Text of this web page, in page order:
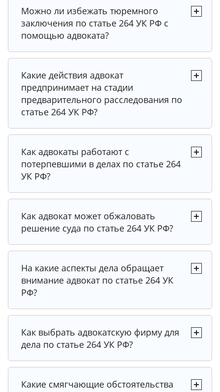
Совет
Совет
Рекомендация
Совет
Совет
Рекомендация
Рекомендация
Совет
Совет
Рекомендация
Рекомендация
Совет
Совет
Рекомендация
Рекомендация
Совет эксперта
Можно ли избежать тюремного
заключения по статье 264 УК РФ с
помощью адвоката?
Какие действия адвокат
предпринимает на стадии
предварительного расследования по
статье 264 УК РФ?
Как адвокаты работают с
потерпевшими в делах по статье 264
УК РФ?
Как адвокат может обжаловать
решение суда по статье 264 УК РФ?
На какие аспекты дела обращает
внимание адвокат по статье 264 УК
РФ?
Как выбрать адвокатскую фирму для
дела по статье 264 УК РФ?
Какие смягчающие обстоятельства